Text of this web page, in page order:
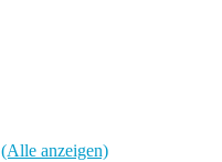
(Alle anzeigen)